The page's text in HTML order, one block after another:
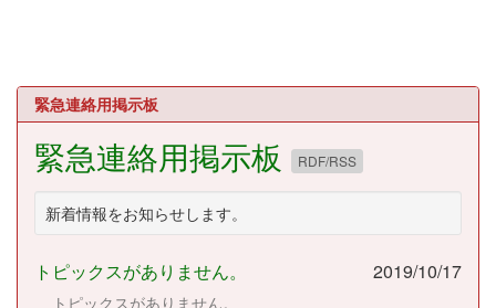
緊急連絡用掲示板
緊急連絡用掲示板 RDF/RSS
新着情報をお知らせします。
トピックスがありません。 2019/10/17
トピックスがありません。